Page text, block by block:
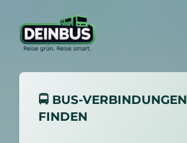
🚍 BUS-VERBINDUNGEN
FINDEN